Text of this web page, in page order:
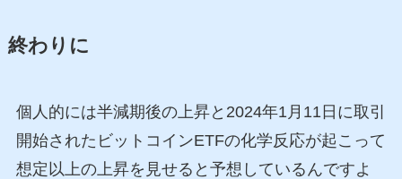
終わりに
個人的には半減期後の上昇と2024年1月11日に取引
開始されたビットコインETFの化学反応が起こって
想定以上の上昇を見せると予想しているんですよ